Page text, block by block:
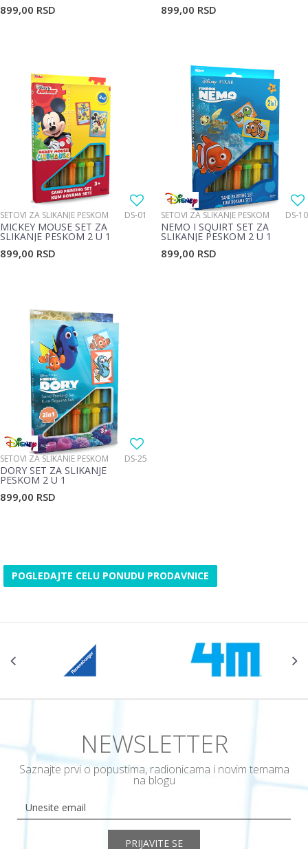
899,00 RSD 899,00 RSD
SETOVI ZA SLIKANJE PESKOM DS-01
MICKEY MOUSE SET ZA
SLIKANJE PESKOM 2 U 1
899,00 RSD
SETOVI ZA SLIKANJE PESKOM DS-10
NEMO I SQUIRT SET ZA
SLIKANJE PESKOM 2 U 1
899,00 RSD
SETOVI ZA SLIKANJE PESKOM DS-25
DORY SET ZA SLIKANJE
PESKOM 2 U 1
899,00 RSD
POGLEDAJTE CELU PONUDU PRODAVNICE
NEWSLETTER
Saznajte prvi o popustima, radionicama i novim temama
na blogu
PRIJAVITE SE